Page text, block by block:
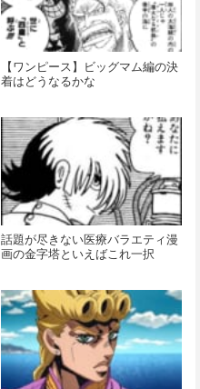
【ワンピース】ビッグマム編の決
着はどうなるかな
話題が尽きない医療バラエティ漫
画の金字塔といえばこれ一択